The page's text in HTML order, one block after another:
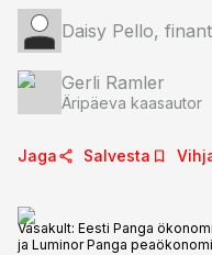
Daisy Pello,
Gerli Ramler
Äripäeva kaasautor
Jaga Salvesta
Vasakult: Eesti Panga
ja Luminor Panga